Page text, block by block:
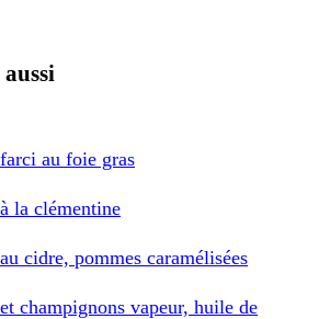
au foie gras
la clémentine
cidre, pommes caramélisées
champignons vapeur, huile de